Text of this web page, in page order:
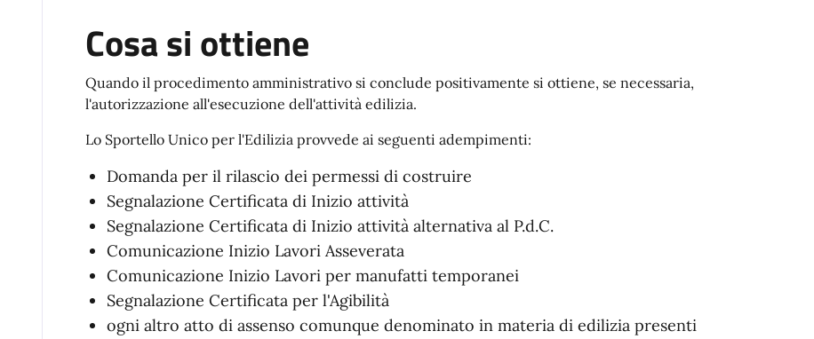
Cosa si ottiene
Quando il procedimento amministrativo si conclude positivamente si ottiene, se necessaria,
l'autorizzazione all'esecuzione dell'attività edilizia.
Lo Sportello Unico per l'Edilizia provvede ai seguenti adempimenti:
Domanda per il rilascio dei permessi di costruire
Segnalazione Certificata di Inizio attività
Segnalazione Certificata di Inizio attività alternativa al P.d.C.
Comunicazione Inizio Lavori Asseverata
Comunicazione Inizio Lavori per manufatti temporanei
Segnalazione Certificata per l'Agibilità
ogni altro atto di assenso comunque denominato in materia di edilizia presenti